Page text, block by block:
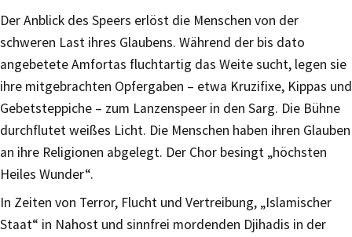
Der Anblick des Speers erlöst die Menschen von der
schweren Last ihres Glaubens. Während der bis dato
angebetete Amfortas fluchtartig das Weite sucht, legen sie
ihre mitgebrachten Opfergaben – etwa Kruzifixe, Kippas und
Gebetsteppiche – zum Lanzenspeer in den Sarg. Die Bühne
durchflutet weißes Licht. Die Menschen haben ihren Glauben
an ihre Religionen abgelegt. Der Chor besingt „höchsten
Heiles Wunder“.
In Zeiten von Terror, Flucht und Vertreibung, „Islamischer
Staat“ in Nahost und sinnfrei mordenden Djihadis in der